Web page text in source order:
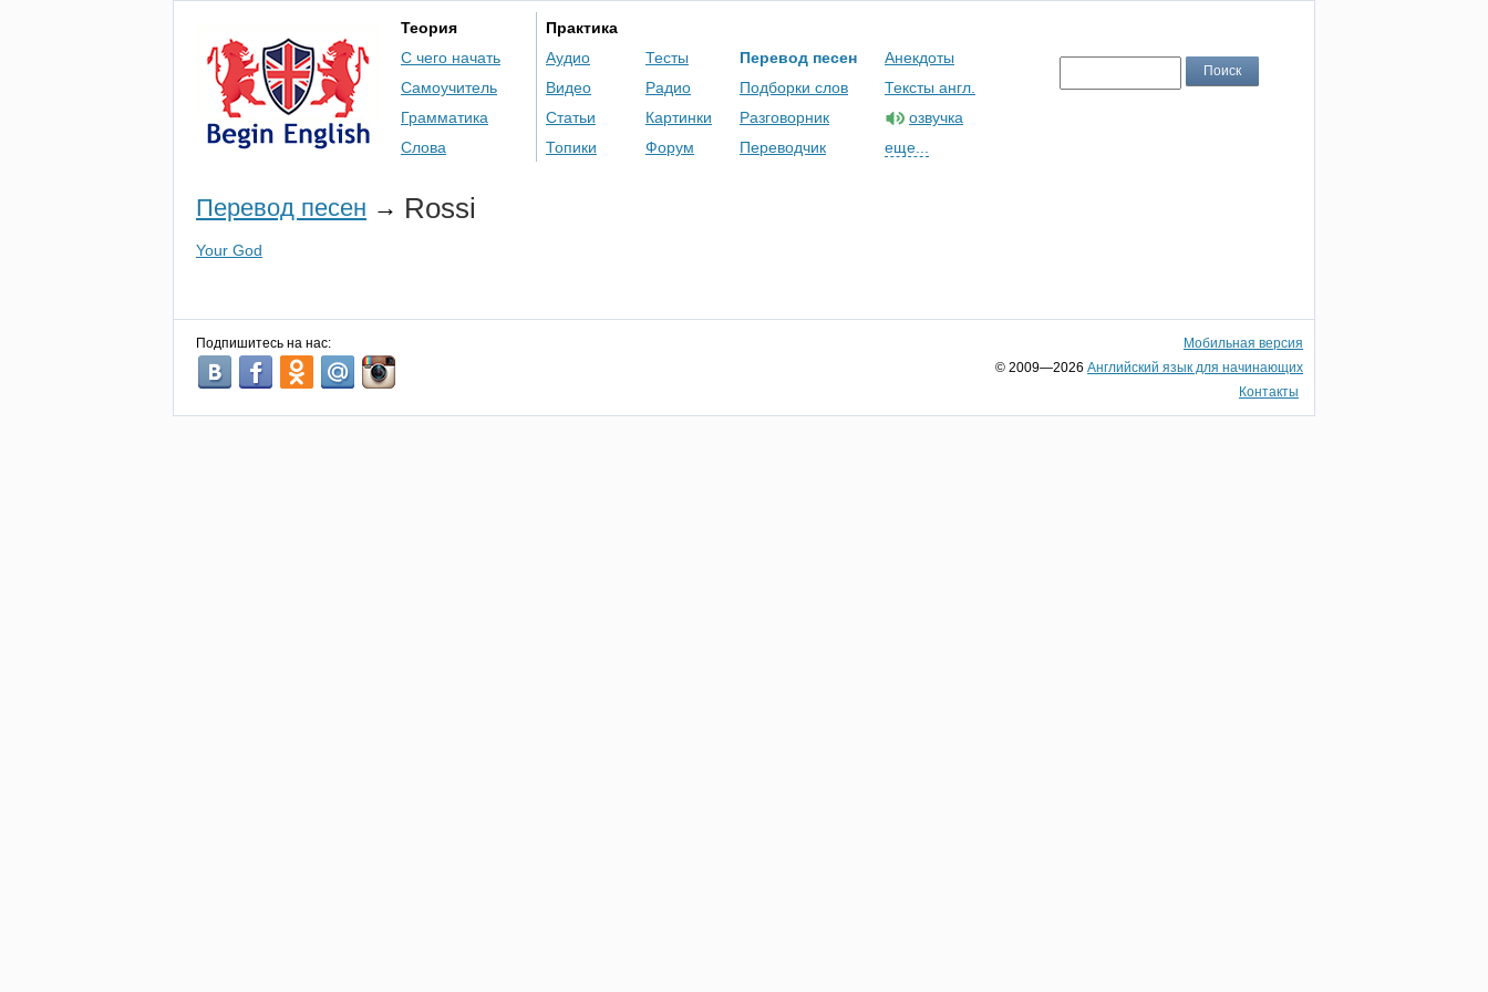
Теория
С чего начать
Самоучитель
Грамматика
Слова
Практика
Аудио
Видео
Статьи
Топики
Тесты
Радио
Картинки
Форум
Перевод песен
Подборки слов
Разговорник
Переводчик
Анекдоты
Тексты англ.
озвучка
еще...
Перевод песен → Rossi
Your God
Подпишитесь на нас:
Мобильная версия
© 2009—2026 Английский язык для начинающих
Контакты